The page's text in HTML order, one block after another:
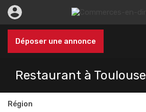
Déposer une annonce
Restaurant à Toulouse
Région